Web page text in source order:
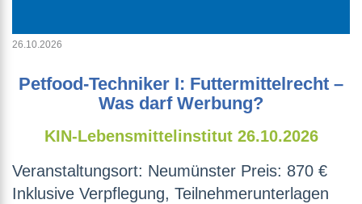
26.10.2026
Petfood-Techniker I: Futtermittelrecht –
Was darf Werbung?
KIN-Lebensmittelinstitut 26.10.2026
Veranstaltungsort: Neumünster Preis: 870 €
Inklusive Verpflegung, Teilnehmerunterlagen